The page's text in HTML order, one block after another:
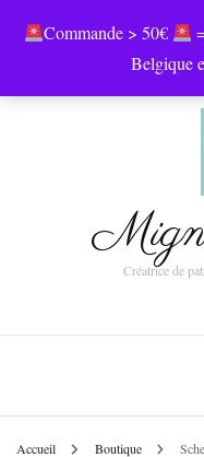
Commande > 50€
Belgique
Créatrice de
Accueil Boutique